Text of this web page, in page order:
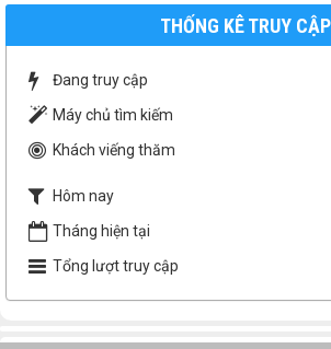
lượt xem: 202 | lượt tải:111
TB 09/UBBC
THÔNG BÁO TIẾP NHẬN HỒ SƠ ỨNG CỬ
MƯỜNG KIM NHIỆM KỲ 2026-2031
Thời gian đăng: 08/01/2026
NQ 41/NQ-HĐND
NQ phân bổ kinh phí chuyển nguồn ngân
Thời gian đăng: 01/12/2025
lượt xem: 217 | lượt tải:79
NQ 46/NQ-HĐND
THỐNG KÊ TRUY CẬP
Đang truy cập
Máy chủ tìm kiếm
Khách viếng thăm
Hôm nay
Tháng hiện tại
Tổng lượt truy cập